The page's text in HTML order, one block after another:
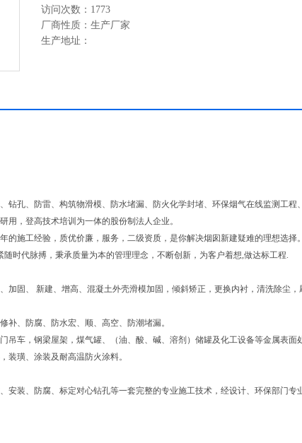
访问次数：1773
厂商性质：生产厂家
生产地址：
钻孔、防雷、构筑物滑模、防水堵漏、防火化学封堵、环保烟气在线监测工程
用，登高技术培训为一体的股份制法人企业。
的施工经验，质优价廉，服务，二级资质，是你解决烟囱新建疑难的理想选择
时代脉搏，秉承质量为本的管理理念，不断创新，为客户着想,做达标工程.
加固、 新建、增高、混凝土外壳滑模加固，倾斜矫正，更换内衬，清洗除尘
补、防腐、防水宏、顺、高空、防潮堵漏。
车，钢梁屋架，煤气罐、（油、酸、碱、溶剂）储罐及化工设备等金属表面
装璜、涂装及耐高温防火涂料。
装、防腐、标定对心钻孔等一套完整的专业施工技术，经设计、环保部门专